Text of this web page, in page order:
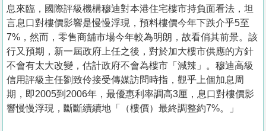
息來臨，國際評級機構穆迪對本港住宅樓市持負面看法，坦
言息口對樓價影響是慢慢浮現，預料樓價今年下跌介乎5至
7%，然而，零售商舖市場今年較為明朗，故看俏其前景。該
行又預期，新一屆政府上任之後，對於加大樓市供應的方針
不會有太大改變，估計政府不會為樓市「減辣」。穆迪高級
信用評級主任劉致伶接受傳媒訪問時指，觀乎上個加息周
期，即2005到2006年，最優惠利率調高3厘，息口對樓價影
響慢慢浮現，斷斷續續地「（樓價）最終調整約7%。」